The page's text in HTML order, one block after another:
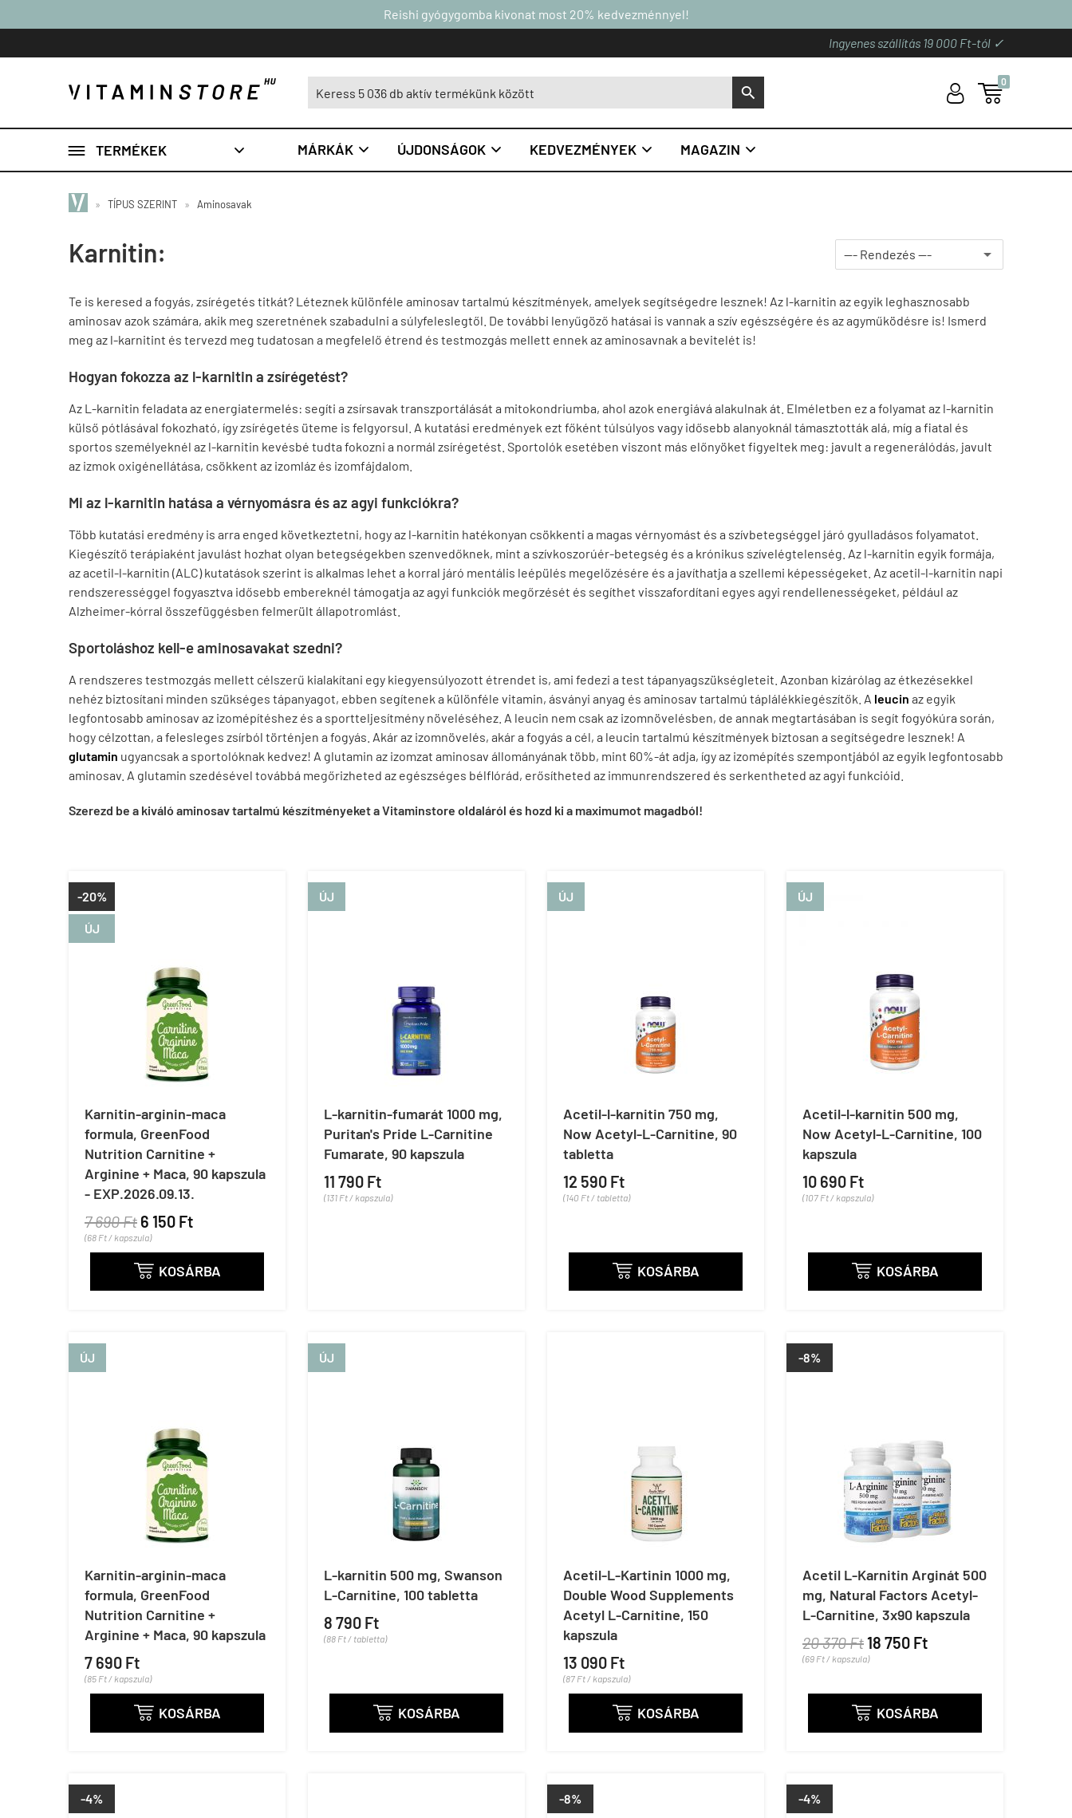
Reishi gyógygomba kivonat most 20% kedvezménnyel!
Ingyenes szállítás 19 000 Ft-tól ✓
S U 
0
 TERMÉKEK  MÁRKÁK  ÚJDONSÁGOK  KEDVEZMÉNYEK  MAGAZIN 
» TÍPUS SZERINT » Aminosavak
Karnitin:
Te is keresed a fogyás, zsírégetés titkát? Léteznek különféle aminosav tartalmú készítmények, amelyek segítségedre lesznek! Az l-karnitin az egyik leghasznosabb
aminosav azok számára, akik meg szeretnének szabadulni a súlyfeleslegtől. De további lenyűgöző hatásai is vannak a szív egészségére és az agyműködésre is! Ismerd
meg az l-karnitint és tervezd meg tudatosan a megfelelő étrend és testmozgás mellett ennek az aminosavnak a bevitelét is!
Hogyan fokozza az l-karnitin a zsírégetést?
Az L-karnitin feladata az energiatermelés: segíti a zsírsavak transzportálását a mitokondriumba, ahol azok energiává alakulnak át. Elméletben ez a folyamat az l-karnitin
külső pótlásával fokozható, így zsírégetés üteme is felgyorsul. A kutatási eredmények ezt főként túlsúlyos vagy idősebb alanyoknál támasztották alá, míg a fiatal és
sportos személyeknél az l-karnitin kevésbé tudta fokozni a normál zsírégetést. Sportolók esetében viszont más előnyöket figyeltek meg: javult a regenerálódás, javult
az izmok oxigénellátása, csökkent az izomláz és izomfájdalom.
Mi az l-karnitin hatása a vérnyomásra és az agyi funkciókra?
Több kutatási eredmény is arra enged következtetni, hogy az l-karnitin hatékonyan csökkenti a magas vérnyomást és a szívbetegséggel járó gyulladásos folyamatot.
Kiegészítő terápiaként javulást hozhat olyan betegségekben szenvedőknek, mint a szívkoszorúér-betegség és a krónikus szívelégtelenség. Az l-karnitin egyik formája,
az acetil-l-karnitin (ALC) kutatások szerint is alkalmas lehet a korral járó mentális leépülés megelőzésére és a javíthatja a szellemi képességeket. Az acetil-l-karnitin napi
rendszerességgel fogyasztva idősebb embereknél támogatja az agyi funkciók megőrzését és segíthet visszafordítani egyes agyi rendellenességeket, például az
Alzheimer-kórral összefüggésben felmerült állapotromlást.
Sportoláshoz kell-e aminosavakat szedni?
A rendszeres testmozgás mellett célszerű kialakítani egy kiegyensúlyozott étrendet is, ami fedezi a test tápanyagszükségleteit. Azonban kizárólag az étkezésekkel
nehéz biztosítani minden szükséges tápanyagot, ebben segítenek a különféle vitamin, ásványi anyag és aminosav tartalmú táplálékkiegészítők. A leucin az egyik
legfontosabb aminosav az izomépítéshez és a sportteljesítmény növeléséhez. A leucin nem csak az izomnövelésben, de annak megtartásában is segít fogyókúra során,
hogy célzottan, a felesleges zsírból történjen a fogyás. Akár az izomnövelés, akár a fogyás a cél, a leucin tartalmú készítmények biztosan a segítségedre lesznek! A
glutamin ugyancsak a sportolóknak kedvez! A glutamin az izomzat aminosav állományának több, mint 60%-át adja, így az izomépítés szempontjából az egyik legfontosabb
aminosav. A glutamin szedésével továbbá megőrizheted az egészséges bélflórád, erősítheted az immunrendszered és serkentheted az agyi funkcióid.
Szerezd be a kiváló aminosav tartalmú készítményeket a Vitaminstore oldaláról és hozd ki a maximumot magadból!
ÚJ
-20%
Karnitin-arginin-maca
formula, GreenFood
Nutrition Carnitine +
Arginine + Maca, 90 kapszula
- EXP.2026.09.13.
7 690 Ft 6 150 Ft
(68 Ft / kapszula)
 KOSÁRBA
ÚJ
L-karnitin-fumarát 1000 mg,
Puritan's Pride L-Carnitine
Fumarate, 90 kapszula
11 790 Ft
(131 Ft / kapszula)
ÚJ
Acetil-l-karnitin 750 mg,
Now Acetyl-L-Carnitine, 90
tabletta
12 590 Ft
(140 Ft / tabletta)
 KOSÁRBA
ÚJ
Acetil-l-karnitin 500 mg,
Now Acetyl-L-Carnitine, 100
kapszula
10 690 Ft
(107 Ft / kapszula)
 KOSÁRBA
ÚJ
Karnitin-arginin-maca
formula, GreenFood
Nutrition Carnitine +
Arginine + Maca, 90 kapszula
7 690 Ft
(85 Ft / kapszula)
 KOSÁRBA
ÚJ
L-karnitin 500 mg, Swanson
L-Carnitine, 100 tabletta
8 790 Ft
(88 Ft / tabletta)
 KOSÁRBA
Acetil-L-Kartinin 1000 mg,
Double Wood Supplements
Acetyl L-Carnitine, 150
kapszula
13 090 Ft
(87 Ft / kapszula)
 KOSÁRBA
-8%
Acetil L-Karnitin Arginát 500
mg, Natural Factors Acetyl-
L-Carnitine, 3x90 kapszula
20 370 Ft 18 750 Ft
(69 Ft / kapszula)
 KOSÁRBA
-4% -8% -4%